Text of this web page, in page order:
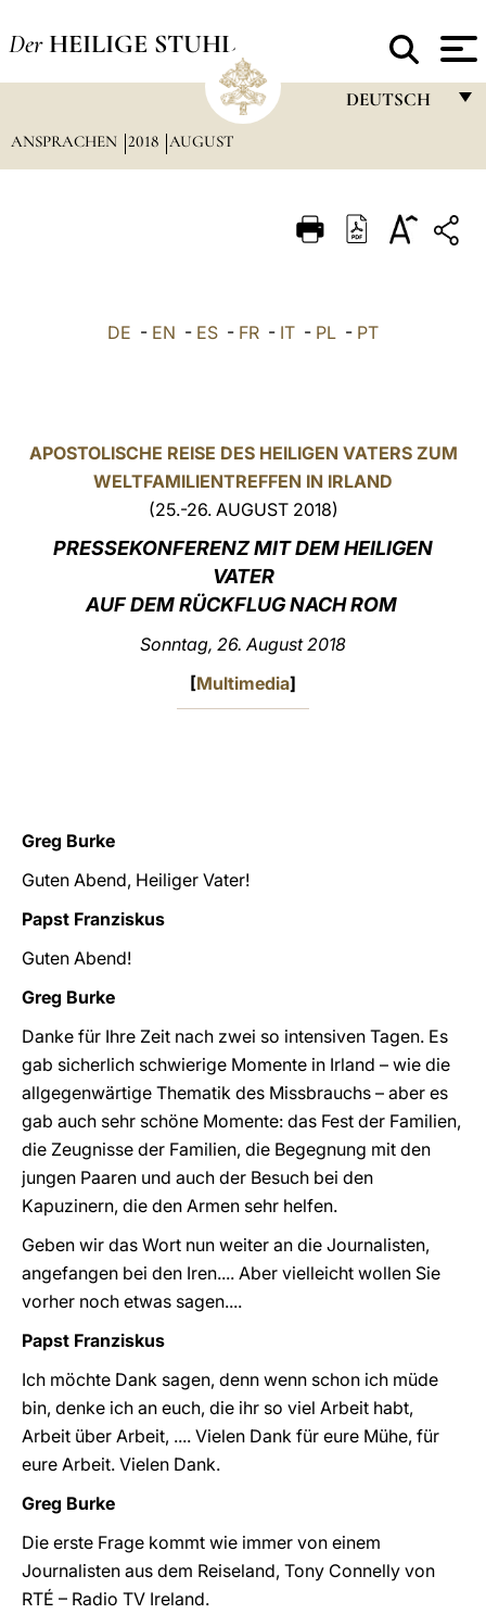
Der HEILIGE STUHL
DEUTSCH
ITALIANO
中文
ANSPRACHEN 2018 AUGUST
DE - EN - ES - FR - IT - PL - PT
APOSTOLISCHE REISE DES HEILIGEN VATERS ZUM
WELTFAMILIENTREFFEN IN IRLAND
(25.-26. AUGUST 2018)
PRESSEKONFERENZ MIT DEM HEILIGEN
VATER
AUF DEM RÜCKFLUG NACH ROM
Sonntag, 26. August 2018
[Multimedia]
Greg Burke
Guten Abend, Heiliger Vater!
Papst Franziskus
Guten Abend!
Greg Burke
Danke für Ihre Zeit nach zwei so intensiven Tagen. Es
gab sicherlich schwierige Momente in Irland – wie die
allgegenwärtige Thematik des Missbrauchs – aber es
gab auch sehr schöne Momente: das Fest der Familien,
die Zeugnisse der Familien, die Begegnung mit den
jungen Paaren und auch der Besuch bei den
Kapuzinern, die den Armen sehr helfen.
Geben wir das Wort nun weiter an die Journalisten,
angefangen bei den Iren.... Aber vielleicht wollen Sie
vorher noch etwas sagen....
Papst Franziskus
Ich möchte Dank sagen, denn wenn schon ich müde
bin, denke ich an euch, die ihr so viel Arbeit habt,
Arbeit über Arbeit, .... Vielen Dank für eure Mühe, für
eure Arbeit. Vielen Dank.
Greg Burke
Die erste Frage kommt wie immer von einem
Journalisten aus dem Reiseland, Tony Connelly von
RTÉ – Radio TV Ireland.